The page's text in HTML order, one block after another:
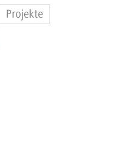
Projekte